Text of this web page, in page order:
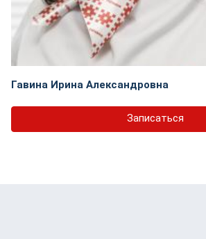
Гавина Ирина Александровна
Записаться